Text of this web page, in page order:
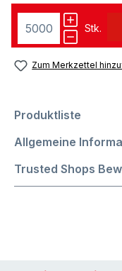
Stk.
Zum Merkzettel
Produktliste
Allgemeine
Trusted Shops